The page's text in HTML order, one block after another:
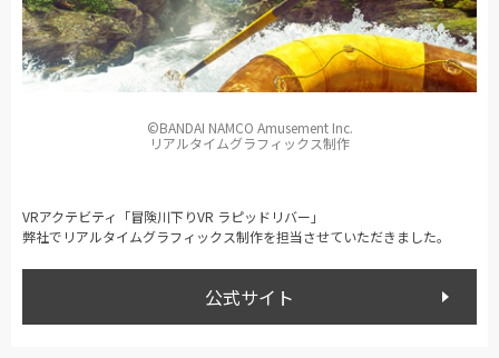
©BANDAI NAMCO Amusement Inc.
リアルタイムグラフィックス制作
VRアクテビティ「冒険川下りVR ラピッドリバー」
弊社でリアルタイムグラフィックス制作を担当させていただきました。
公式サイト